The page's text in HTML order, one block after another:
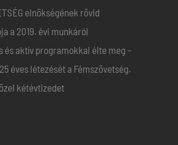
elnökségének rövid
a 2019. évi munkáról
és aktív programokkal élte meg –
éves létezését a Fémszövetség.
kétévtizedet